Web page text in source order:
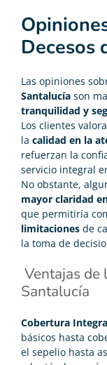
Decesos
Las opiniones
Santalucía son
tranquilidad y
Los clientes
la calidad en la
refuerzan la
servicio integral
No obstante,
mayor claridad
que permitiría
limitaciones de
la toma de
Ventajas de
Santalucía
Cobertura
básicos hasta
el sepelio hasta